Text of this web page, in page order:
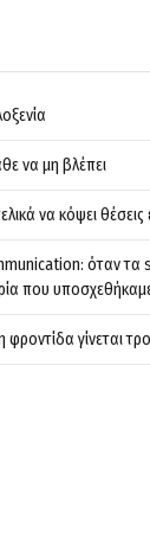
να μη βλέπει
να κόψει θέσεις
όταν τα
που
φροντίδα γίνεται